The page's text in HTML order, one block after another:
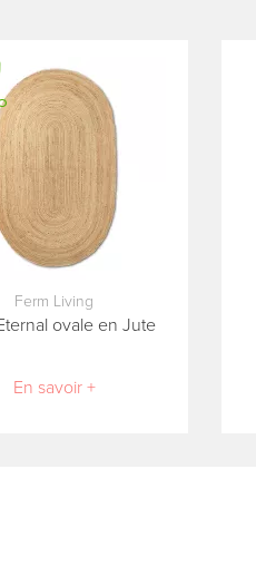
Ferm Living
ovale en Jute
En savoir +